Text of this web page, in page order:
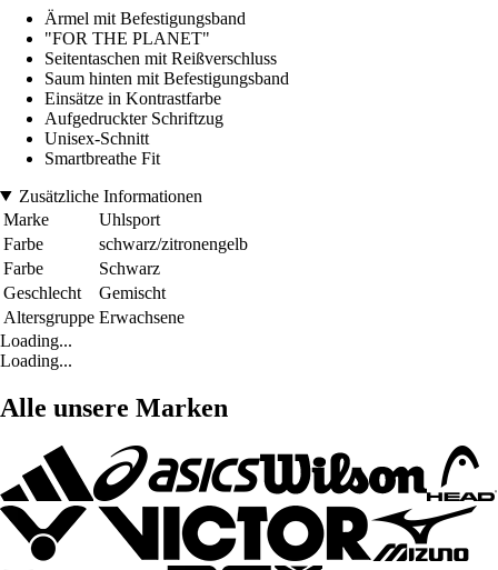
Ärmel mit Befestigungsband
"FOR THE PLANET"
Seitentaschen mit Reißverschluss
Saum hinten mit Befestigungsband
Einsätze in Kontrastfarbe
Aufgedruckter Schriftzug
Unisex-Schnitt
Smartbreathe Fit
Zusätzliche Informationen
Marke
Uhlsport
Farbe
schwarz/zitronengelb
Farbe
Schwarz
Geschlecht
Gemischt
Altersgruppe Erwachsene
Loading...
Loading...
Alle unsere Marken